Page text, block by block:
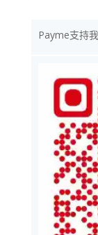
Payme支持我